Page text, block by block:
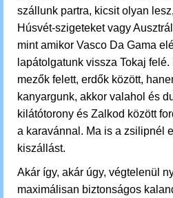
szállunk partra, kicsit olyan
Húsvét-szigeteket vagy
mint amikor Vasco Da Gama
lapátolgatunk vissza Tokaj
mezők felett, erdők között,
kanyargunk, akkor valahol és
kilátótorony és Zalkod között
a karavánnal. Ma is a zsilipnél
kiszállást.
Akár így, akár úgy, végtelenül
maximálisan biztonságos